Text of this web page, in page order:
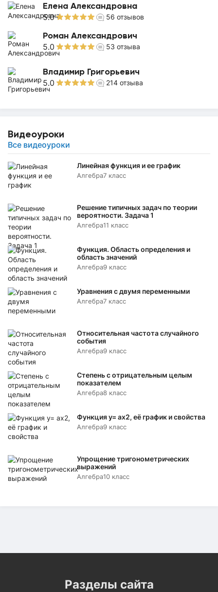
Елена Александровна
5.0 56 отзывов
Роман Александрович
5.0 53 отзыва
Владимир Григорьевич
5.0 214 отзыва
Видеоуроки
Все видеоуроки
Линейная функция и ее график
Алгебра7 класс
Решение типичных задач по теории
вероятности. Задача 1
Алгебра11 класс
Функция. Область определения и
область значений
Алгебра9 класс
Уравнения с двумя переменными
Алгебра7 класс
Относительная частота случайного
события
Алгебра9 класс
Степень с отрицательным целым
показателем
Алгебра8 класс
Функция y= аx2, её график и свойства
Алгебра9 класс
Упрощение тригонометрических
выражений
Алгебра10 класс
Разделы сайта